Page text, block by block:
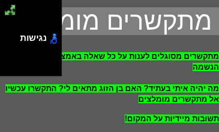
מתקשרים מומלצים
מתקשרים מסוגלים לענות על כל שאלה באמצעות חיבור לתדר
הנשמה
מה יהיה איתי בעתיד? האם בן הזוג מתאים לי? התקשרו עכשיו
אל מתקשרים מומלצים
תשובות מיידיות על המקום!
נגישות